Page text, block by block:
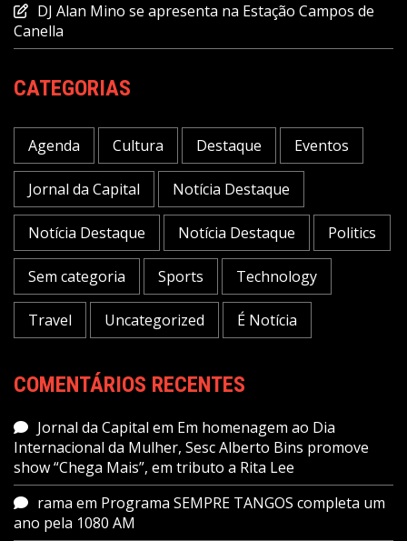
DJ Alan Mino se apresenta na Estação Campos de
Canella
CATEGORIAS
Agenda Cultura Destaque Eventos
Jornal da Capital Notícia Destaque
Notícia Destaque Notícia Destaque Politics
Sem categoria Sports Technology
Travel Uncategorized É Notícia
COMENTÁRIOS RECENTES
Jornal da Capital em Em homenagem ao Dia
Internacional da Mulher, Sesc Alberto Bins promove
show “Chega Mais”, em tributo a Rita Lee
rama em Programa SEMPRE TANGOS completa um
ano pela 1080 AM